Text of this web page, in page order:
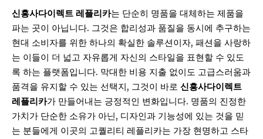
신흥사다이렉트 레플리카는 단순히 명품을 대체하는 제품을
파는 곳이 아닙니다. 그것은 합리성과 품질을 동시에 추구하는
현대 소비자를 위한 하나의 확실한 솔루션이자, 패션을 사랑하
는 이들이 더 넓고 자유롭게 자신의 스타일을 표현할 수 있도
록 하는 플랫폼입니다. 막대한 비용 지출 없이도 고급스러움과
품격을 유지할 수 있는 선택지, 그것이 바로 신흥사다이렉트
레플리카가 만들어내는 긍정적인 변화입니다. 명품의 진정한
가치가 단순한 소유가 아닌, 디자인과 기능성에 있는 것을 믿
는 분들에게 이곳의 고퀄리티 레플리카는 가장 현명하고 스타